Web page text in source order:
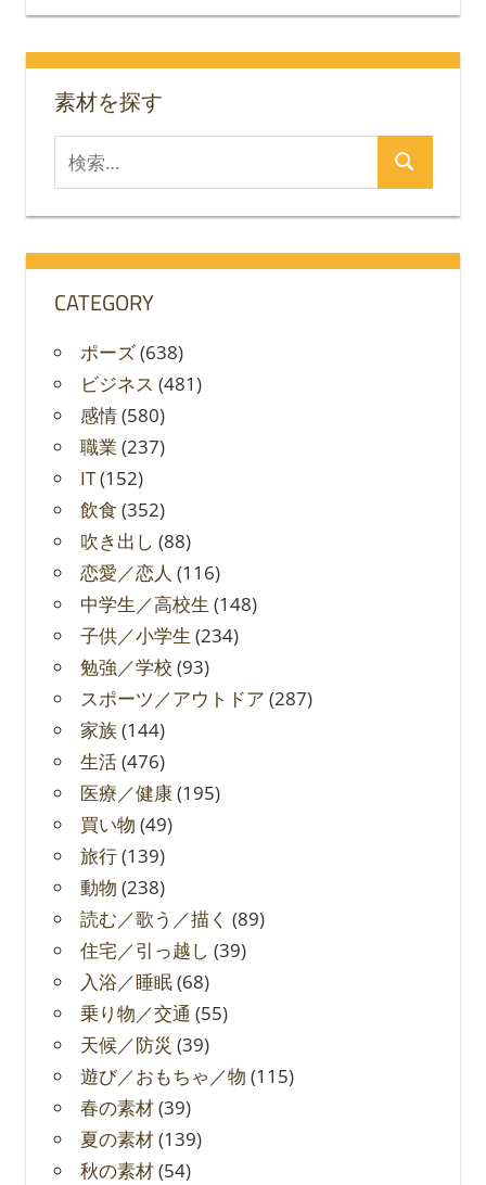
ョ
ン
素材を探す
索
対
検
CATEGORY
ポーズ(638)
ビジネス (481)
感情(580)
職業 (237)
IT(152)
飲食 (352)
吹き出し (88)
恋愛／恋人 (116)
中学生／高校生 (148)
子供／小学生 (234)
勉強／学校 (93)
スポーツ／アウトドア (287)
家族(144)
生活(476)
医療／健康(195)
買い物 (49)
旅行(139)
動物 (238)
読む／歌う／描く (89)
住宅／引っ越し (39)
入浴／睡眠(68)
乗り物／交通 (55)
天候／防災 (39)
遊び／おもちゃ／物 (115)
春の素材(39)
夏の素材(139)
秋の素材(54)